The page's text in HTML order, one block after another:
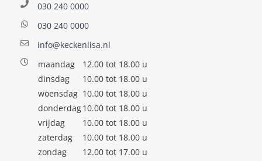
030 240 0000
030 240 0000
info@keckenlisa.nl
maandag
12.00 tot 18.00 u
dinsdag
10.00 tot 18.00 u
woensdag 10.00 tot 18.00 u
donderdag10.00 tot 18.00 u
vrijdag
10.00 tot 18.00 u
zaterdag
10.00 tot 18.00 u
zondag
12.00 tot 17.00 u